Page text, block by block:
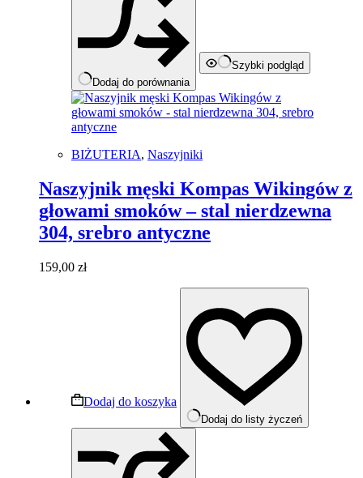
Dodaj do porównania
Szybki podgląd
BIŻUTERIA, Naszyjniki
Naszyjnik męski Kompas Wikingów z
głowami smoków – stal nierdzewna
304, srebro antyczne
159,00 zł
Dodaj do koszyka
Dodaj do listy życzeń